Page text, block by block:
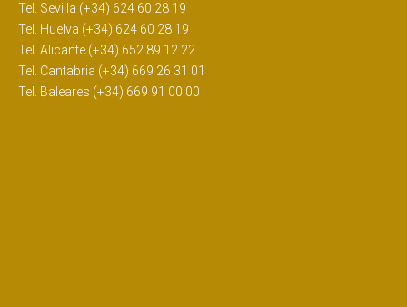
Tel. Sevilla (+34) 624 60 28 19
Tel. Huelva (+34) 624 60 28 19
Tel. Alicante (+34) 652 89 12 22
Tel. Cantabria (+34) 669 26 31 01
Tel. Baleares (+34) 669 91 00 00